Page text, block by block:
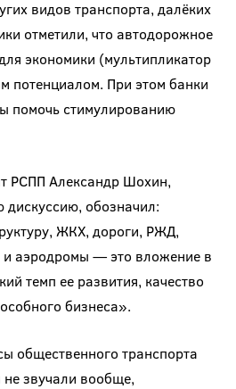
видов транспорта, далёких
отметили, что автодорожное
экономики (мультипликатор
потенциалом. При этом банки
помочь стимулированию
РСПП Александр Шохин,
обозначил:
ЖКХ, дороги, РЖД,
аэродромы — это вложение в
темп ее развития, качество
бизнеса».
общественного транспорта
звучали вообще,